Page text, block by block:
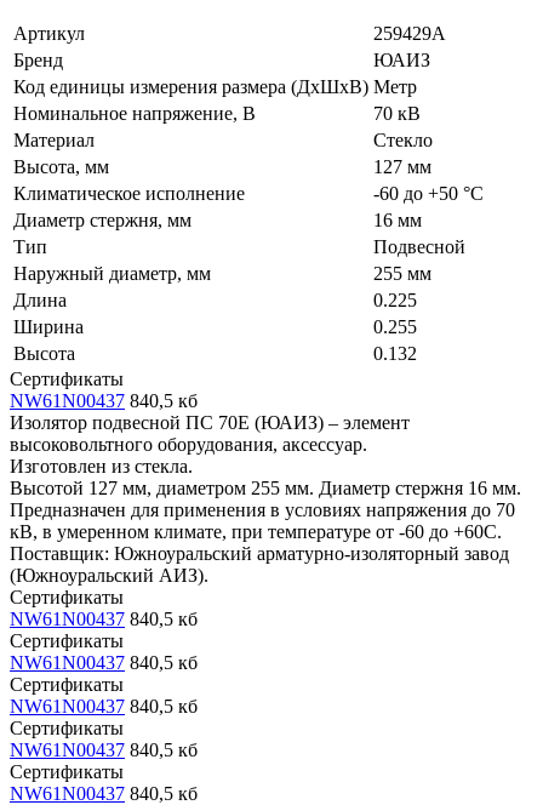
Артикул
259429А
Бренд
ЮАИЗ
Код единицы измерения размера (ДхШхВ) Метр
Номинальное напряжение, В
70 кВ
Материал
Стекло
Высота, мм
127 мм
Климатическое исполнение
-60 до +50 °С
Диаметр стержня, мм
16 мм
Тип
Подвесной
Наружный диаметр, мм
255 мм
Длина
0.225
Ширина
0.255
Высота
0.132
Сертификаты
NW61N00437 840,5 кб
Изолятор подвесной ПС 70Е (ЮАИЗ) – элемент
высоковольтного оборудования, аксессуар.
Изготовлен из стекла.
Высотой 127 мм, диаметром 255 мм. Диаметр стержня 16 мм.
Предназначен для применения в условиях напряжения до 70
кВ, в умеренном климате, при температуре от -60 до +60С.
Поставщик: Южноуральский арматурно-изоляторный завод
(Южноуральский АИЗ).
Сертификаты
NW61N00437 840,5 кб
Сертификаты
NW61N00437 840,5 кб
Сертификаты
NW61N00437 840,5 кб
Сертификаты
NW61N00437 840,5 кб
Сертификаты
NW61N00437 840,5 кб